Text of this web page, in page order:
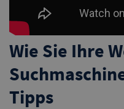
Wie Sie Ihre
Tipps